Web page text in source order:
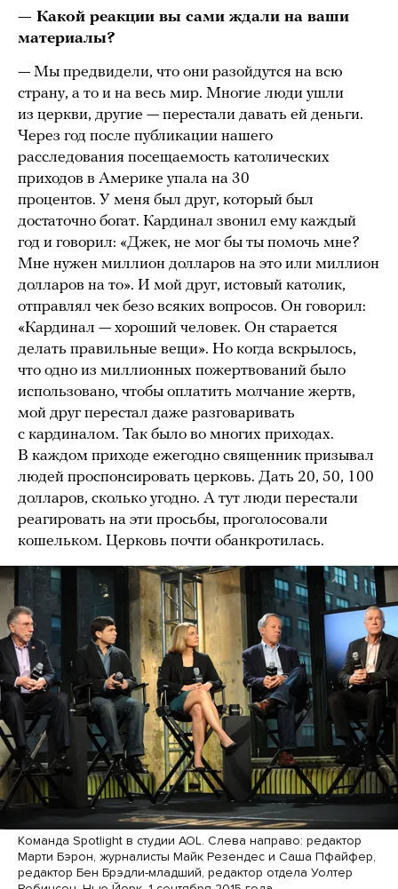
— Какой реакции вы сами ждали на ваши
материалы?
— Мы предвидели, что они разойдутся на всю
страну, а то и на весь мир. Многие люди ушли
из церкви, другие — перестали давать ей деньги.
Через год после публикации нашего
расследования посещаемость католических
приходов в Америке упала на 30
процентов. У меня был друг, который был
достаточно богат. Кардинал звонил ему каждый
год и говорил: «Джек, не мог бы ты помочь мне?
Мне нужен миллион долларов на это или миллион
долларов на то». И мой друг, истовый католик,
отправлял чек безо всяких вопросов. Он говорил:
«Кардинал — хороший человек. Он старается
делать правильные вещи». Но когда вскрылось,
что одно из миллионных пожертвований было
использовано, чтобы оплатить молчание жертв,
мой друг перестал даже разговаривать
с кардиналом. Так было во многих приходах.
В каждом приходе ежегодно священник призывал
людей проспонсировать церковь. Дать 20, 50, 100
долларов, сколько угодно. А тут люди перестали
реагировать на эти просьбы, проголосовали
кошельком. Церковь почти обанкротилась.
Команда Spotlight в студии AOL. Слева направо: редактор
Марти Бэрон, журналисты Майк Резендес и Саша Пфайфер,
редактор Бен Брэдли-младший, редактор отдела Уолтер